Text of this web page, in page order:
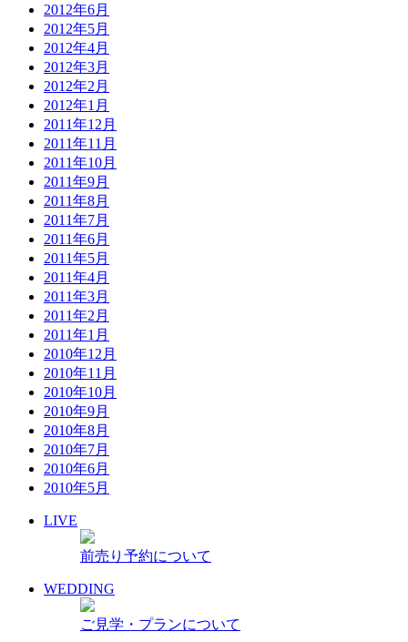
2012年6月
2012年5月
2012年4月
2012年3月
2012年2月
2012年1月
2011年12月
2011年11月
2011年10月
2011年9月
2011年8月
2011年7月
2011年6月
2011年5月
2011年4月
2011年3月
2011年2月
2011年1月
2010年12月
2010年11月
2010年10月
2010年9月
2010年8月
2010年7月
2010年6月
2010年5月
LIVE
前売り予約について
WEDDING
ご見学・プランについて